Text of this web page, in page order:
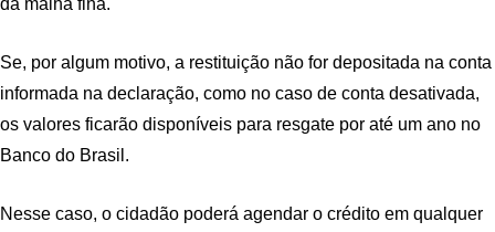
da malha fina.
Se, por algum motivo, a restituição não for depositada na conta
informada na declaração, como no caso de conta desativada,
os valores ficarão disponíveis para resgate por até um ano no
Banco do Brasil.
Nesse caso, o cidadão poderá agendar o crédito em qualquer